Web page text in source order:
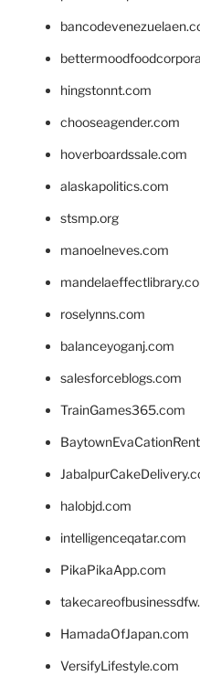
hingstonnt.com
chooseagender.com
hoverboardssale.com
alaskapolitics.com
stsmp.org
manoelneves.com
roselynns.com
balanceyoganj.com
salesforceblogs.com
TrainGames365.com
halobjd.com
intelligenceqatar.com
PikaPikaApp.com
HamadaOfJapan.com
VersifyLifestyle.com